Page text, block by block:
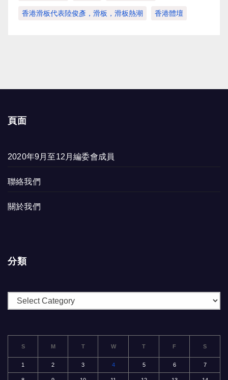
香港滑板代表陸俊彥，滑板，滑板熱潮 香港體壇
頁面
2020年9月至12月編委會成員
聯絡我們
關於我們
分類
S M T W T F S
1 2 3 4 5 6 7